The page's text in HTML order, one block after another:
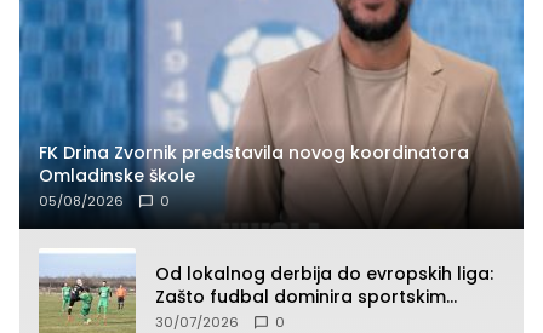
FK Drina Zvornik predstavila novog koordinatora
Omladinske škole
05/08/2026 0
Od lokalnog derbija do evropskih liga:
Zašto fudbal dominira sportskim
klađenjem
30/07/2026 0